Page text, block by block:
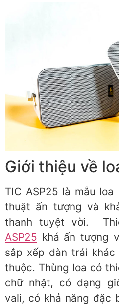
Giới thiệu về
TIC ASP25 là mẫu
thuật ấn tượng và
thanh tuyệt vời.
ASP25 khá ấn tượng
sắp xếp dàn trải
thuộc. Thùng loa có
chữ nhật, có dạng
vali, có khả năng đặc